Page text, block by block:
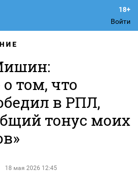
Войти
том, что
в РПЛ,
тонус моих
18 мая 2026 12:45